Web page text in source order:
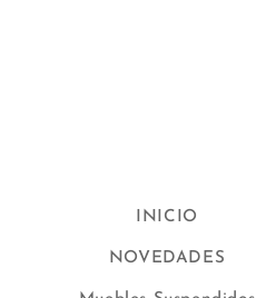
INICIO
NOVEDADES